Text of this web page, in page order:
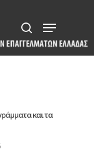
search
Menu
και τα